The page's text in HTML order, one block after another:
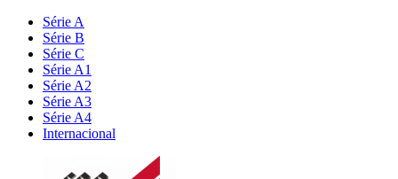
Série A
Série B
Série C
Série A1
Série A2
Série A3
Série A4
Internacional